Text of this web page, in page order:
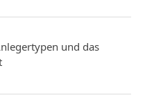
und das